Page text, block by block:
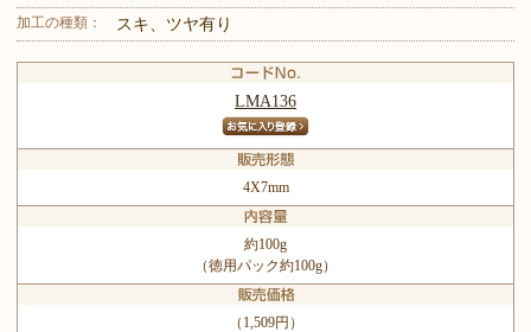
加工の種類： スキ、ツヤ有り
LMA136
4X7mm
約100g
（徳用パック約100g）
（1,509円）